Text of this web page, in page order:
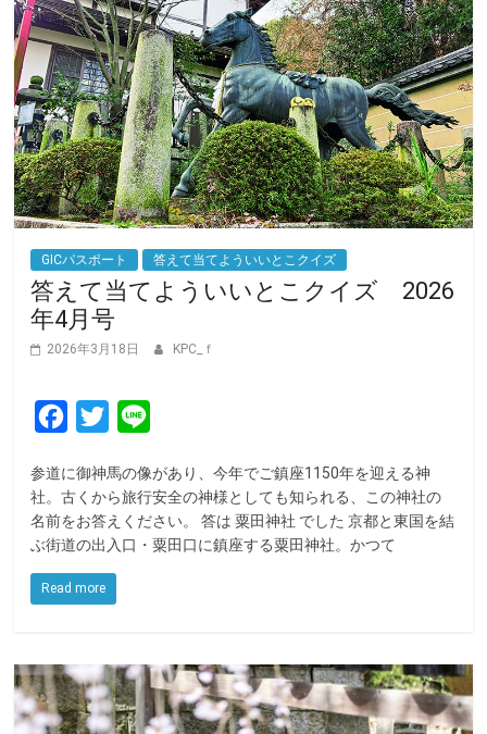
GICパスポート 答えて当てよういいとこクイズ
答えて当てよういいとこクイズ 2026
年4月号
2026年3月18日 KPC_ｆ
c
e
b
o
o
T
i
t
t
e
r
n
e
参道に御神馬の像があり、今年でご鎮座1150年を迎える神
社。古くから旅行安全の神様としても知られる、この神社の
名前をお答えください。 答は 粟田神社 でした 京都と東国を結
ぶ街道の出入口・粟田口に鎮座する粟田神社。かつて
Read more